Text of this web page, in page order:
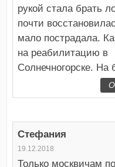
рукой стала брать
почти
мало пострадала.
на реабилитацию в
Солнечногорске. На
Стефания
19.12.2018
Только москвичам по